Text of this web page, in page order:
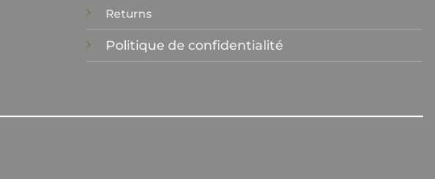
Returns
Politique de confidentialité